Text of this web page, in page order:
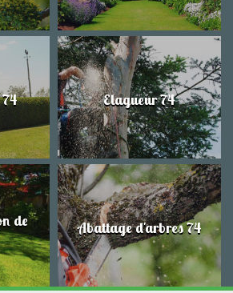
Elagueur 74
de Abattage d'arbres 74